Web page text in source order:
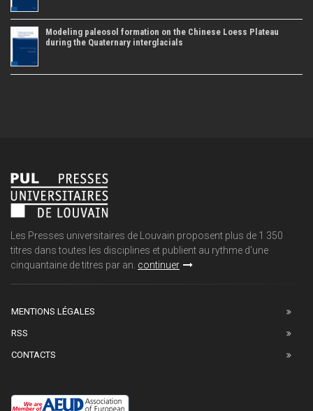
Modeling paleosol formation on the Chinese Loess Plateau
during the Quaternary interglacials
Les Presses universitaires de Louvain proposent plus de 1 350
titres dans toutes les disciplines et publient au rythme d'une
cinquantaine de titres par an. continuer
MENTIONS LÉGALES
RSS
CONTACTS